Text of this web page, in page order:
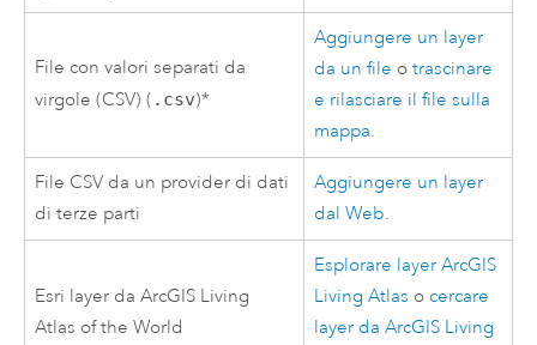
File con valori separati da
virgole (CSV) ( .csv)*
Aggiungere un layer
da un file otrascinare
e rilasciare il file sulla
mappa.
File CSV da un provider di dati
di terze parti
Aggiungere un layer
dal Web.
Esri layer daArcGIS Living
Atlas of the World
Esplorare layerArcGIS
Living Atlas o cercare
layer daArcGIS Living